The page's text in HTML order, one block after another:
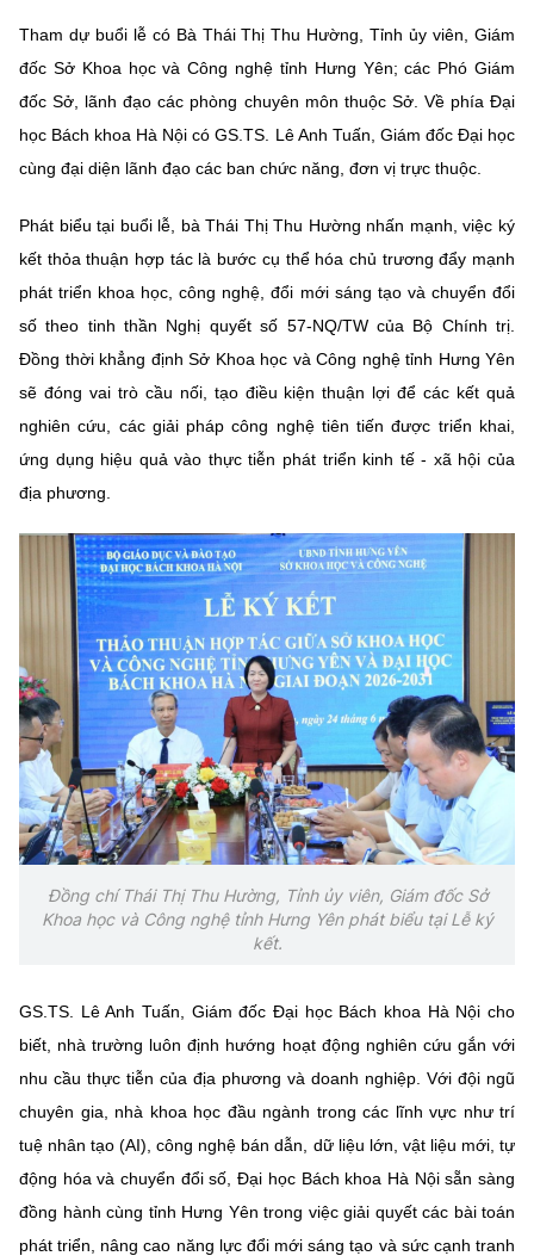
Vietnamese English
BỘ KHOA HỌC VÀ CÔNG NGHỆ
Điều khoản sử dụng Theo dõi MST: Góp ý
Cơ quan chủ quản: Bộ Khoa học và Công nghệ (MST)
Chịu trách nhiệm nội dung: Nguyễn Thị Hải Hằng
Giám đốc Trung tâm Truyền thông Khoa học và Công nghệ.
Liên hệ
Địa chỉ: Ban Biên tập Cổng TTĐT - 18 Nguyễn Du, TP. Hà Nội
Điện thoại: 024 3936 9506
Email:stc@mst.gov.vn
(Ghi rõ nguồn "https://mst.gov.vn" khi phát hành lại thông tin từ
website này)
Tham dự buổi lễ có Bà Thái Thị Thu Hường, Tỉnh ủy viên, Giám
đốc Sở Khoa học và Công nghệ tỉnh Hưng Yên; các Phó Giám
đốc Sở, lãnh đạo các phòng chuyên môn thuộc Sở. Về phía Đại
học Bách khoa Hà Nội có GS.TS. Lê Anh Tuấn, Giám đốc Đại học
cùng đại diện lãnh đạo các ban chức năng, đơn vị trực thuộc.
Phát biểu tại buổi lễ, bà Thái Thị Thu Hường nhấn mạnh, việc ký
kết thỏa thuận hợp tác là bước cụ thể hóa chủ trương đẩy mạnh
phát triển khoa học, công nghệ, đổi mới sáng tạo và chuyển đổi
số theo tinh thần Nghị quyết số 57-NQ/TW của Bộ Chính trị.
Đồng thời khẳng định Sở Khoa học và Công nghệ tỉnh Hưng Yên
sẽ đóng vai trò cầu nối, tạo điều kiện thuận lợi để các kết quả
nghiên cứu, các giải pháp công nghệ tiên tiến được triển khai,
ứng dụng hiệu quả vào thực tiễn phát triển kinh tế - xã hội của
địa phương.
Đồng chí Thái Thị Thu Hường, Tỉnh ủy viên, Giám đốc Sở
Khoa học và Công nghệ tỉnh Hưng Yên phát biểu tại Lễ ký
kết.
GS.TS. Lê Anh Tuấn, Giám đốc Đại học Bách khoa Hà Nội cho
biết, nhà trường luôn định hướng hoạt động nghiên cứu gắn với
nhu cầu thực tiễn của địa phương và doanh nghiệp. Với đội ngũ
chuyên gia, nhà khoa học đầu ngành trong các lĩnh vực như trí
tuệ nhân tạo (AI), công nghệ bán dẫn, dữ liệu lớn, vật liệu mới, tự
động hóa và chuyển đổi số, Đại học Bách khoa Hà Nội sẵn sàng
đồng hành cùng tỉnh Hưng Yên trong việc giải quyết các bài toán
phát triển, nâng cao năng lực đổi mới sáng tạo và sức cạnh tranh